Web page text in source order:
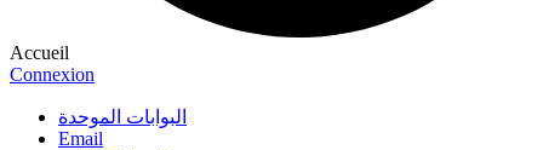
Accueil
Connexion
البوابات الموحدة
Email